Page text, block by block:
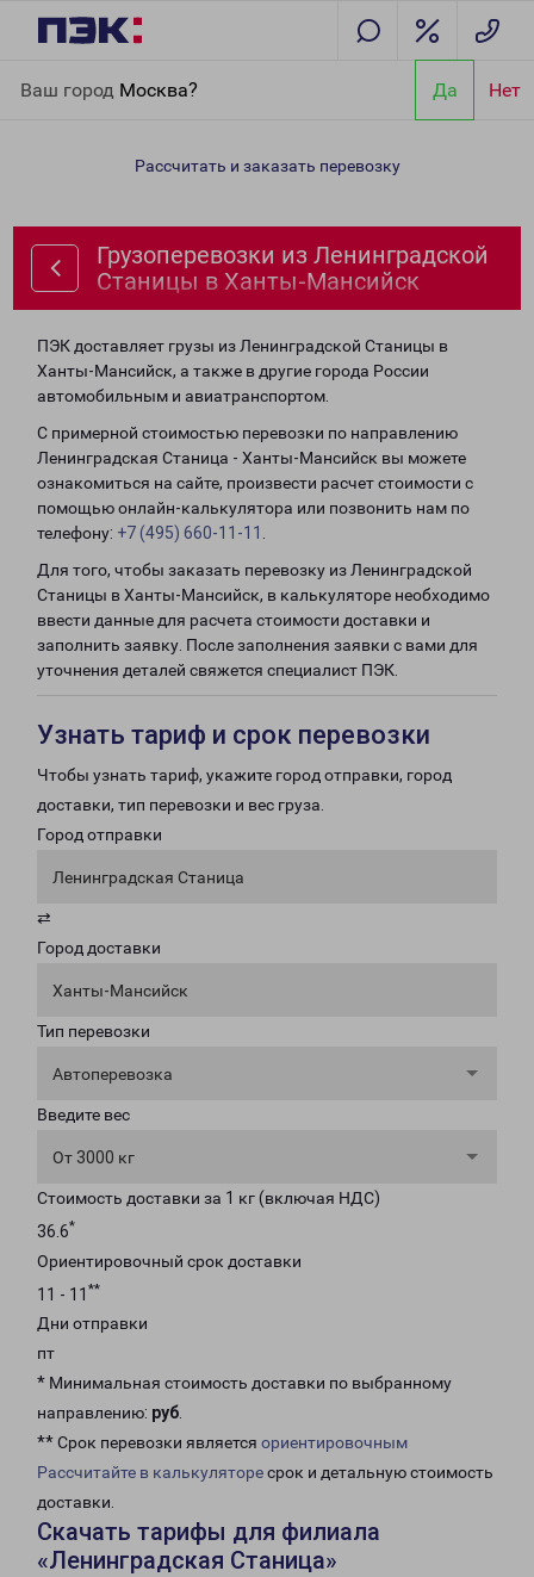
Ваш город Москва? Да Нет
Станицы в Ханты-Мансийск
Рассчитать и заказать перевозку
Грузоперевозки из Ленинградской
Станицы в Ханты-Мансийск
ПЭК доставляет грузы из Ленинградской Станицы в
Ханты-Мансийск, а также в другие города России
автомобильным и авиатранспортом.
С примерной стоимостью перевозки по направлению
Ленинградская Станица - Ханты-Мансийск вы можете
ознакомиться на сайте, произвести расчет стоимости с
помощью онлайн-калькулятора или позвонить нам по
телефону: +7 (495) 660-11-11
Для того, чтобы заказать перевозку из Ленинградской
Станицы в Ханты-Мансийск, в калькуляторе необходимо
ввести данные для расчета стоимости доставки и
заполнить заявку. После заполнения заявки с вами для
уточнения деталей свяжется специалист ПЭК.
Узнать тариф и срок перевозки
Чтобы узнать тариф, укажите город отправки, город
доставки, тип перевозки и вес груза.
Город отправки
Ленинградская Станица
⇄
Город доставки
Ханты-Мансийск
Тип перевозки
Автоперевозка
Введите вес
От 3000 кг
Стоимость доставки за 1 кг (включая НДС)
36.6*
Ориентировочный срок доставки
11 - 11 **
Дни отправки
пт
* Минимальная стоимость доставки по выбранному
направлению: руб.
** Срок перевозки является ориентировочным
Рассчитайте в калькуляторесрок и детальную стоимость
доставки.
Скачать тарифы для филиала
«Ленинградская Станица»